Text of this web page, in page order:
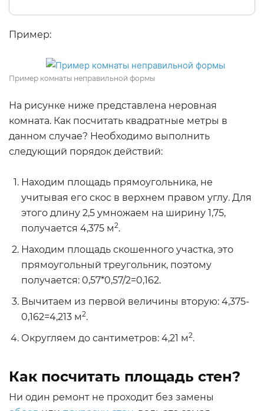
Пример:
Пример комнаты неправильной формы
На рисунке ниже представлена неровная
комната. Как посчитать квадратные метры в
данном случае? Необходимо выполнить
следующий порядок действий:
Находим площадь прямоугольника, не
учитывая его скос в верхнем правом углу. Для
этого длину 2,5 умножаем на ширину 1,75,
получается 4,375 м2.
Находим площадь скошенного участка, это
прямоугольный треугольник, поэтому
получается: 0,57*0,57/2=0,162.
Вычитаем из первой величины вторую: 4,375-
0,162=4,213 м2.
Округляем до сантиметров: 4,21 м2.
Как посчитать площадь стен?
Ни один ремонт не проходит без замены